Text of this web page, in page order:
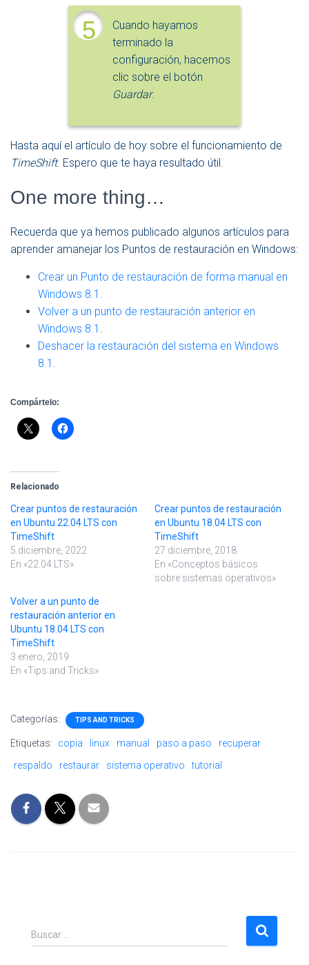
5
Cuando hayamos
terminado la
configuración, hacemos
clic sobre el botón
Guardar.
Hasta aquí el artículo de hoy sobre el funcionamiento de
TimeShift. Espero que te haya resultado útil.
One more thing…
Recuerda que ya hemos publicado algunos artículos para
aprender amanejar los Puntos de restauración en Windows:
Crear un Punto de restauración de forma manual en
Windows 8.1 .
Volver a un punto de restauración anterior en
Windows 8.1 .
Deshacer la restauración del sistema en Windows
8.1 .
Compártelo:
Relacionado
Crear puntos de restauración
en Ubuntu 22.04 LTS con
TimeShift
5 diciembre, 2022
En «22.04 LTS»
Crear puntos de restauración
en Ubuntu 18.04 LTS con
TimeShift
27 diciembre, 2018
En «Conceptos básicos
sobre sistemas operativos»
Volver a un punto de
restauración anterior en
Ubuntu 18.04 LTS con
TimeShift
3 enero, 2019
En «Tips and Tricks»
Categorías: TIPS AND TRICKS
Etiquetas: copia linux manual paso a paso
recuperar
respaldo
restaurar sistema operativo tutorial
B
u
Buscar …